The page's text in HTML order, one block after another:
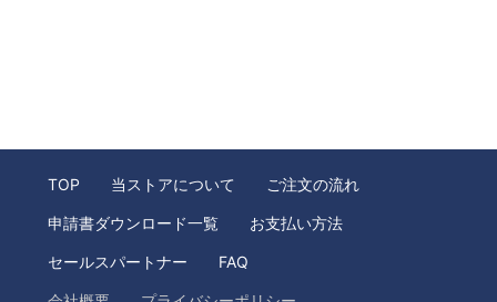
TOP 当ストアについて ご注文の流れ
申請書ダウンロード一覧 お支払い方法
セールスパートナー FAQ